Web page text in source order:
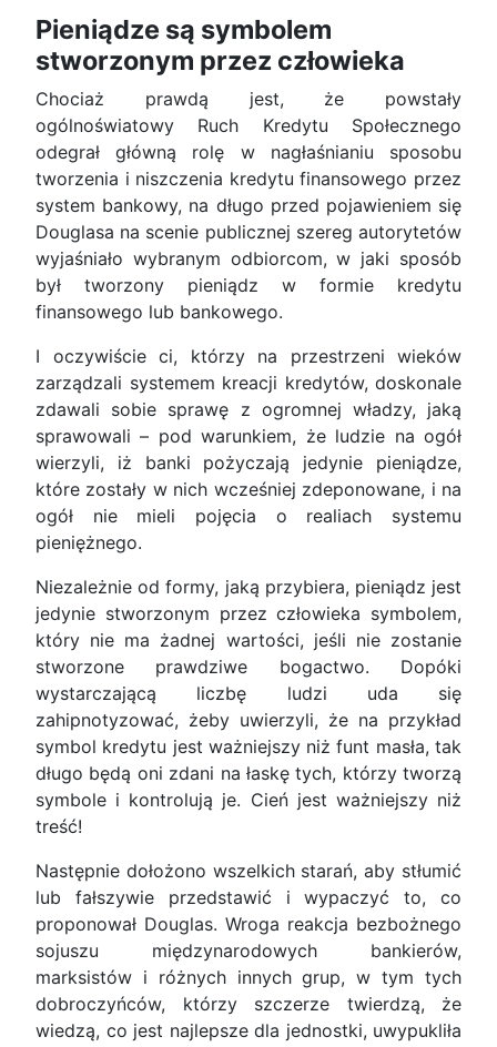
Pieniądze są symbolem
stworzonym przez człowieka
Chociaż prawdą jest, że powstały
ogólnoświatowy Ruch Kredytu Społecznego
odegrał główną rolę w nagłaśnianiu sposobu
tworzenia i niszczenia kredytu finansowego przez
system bankowy, na długo przed pojawieniem się
Douglasa na scenie publicznej szereg autorytetów
wyjaśniało wybranym odbiorcom, w jaki sposób
był tworzony pieniądz w formie kredytu
finansowego lub bankowego.
I oczywiście ci, którzy na przestrzeni wieków
zarządzali systemem kreacji kredytów, doskonale
zdawali sobie sprawę z ogromnej władzy, jaką
sprawowali – pod warunkiem, że ludzie na ogół
wierzyli, iż banki pożyczają jedynie pieniądze,
które zostały w nich wcześniej zdeponowane, i na
ogół nie mieli pojęcia o realiach systemu
pieniężnego.
Niezależnie od formy, jaką przybiera, pieniądz jest
jedynie stworzonym przez człowieka symbolem,
który nie ma żadnej wartości, jeśli nie zostanie
stworzone prawdziwe bogactwo. Dopóki
wystarczającą liczbę ludzi uda się
zahipnotyzować, żeby uwierzyli, że na przykład
symbol kredytu jest ważniejszy niż funt masła, tak
długo będą oni zdani na łaskę tych, którzy tworzą
symbole i kontrolują je. Cień jest ważniejszy niż
treść!
Następnie dołożono wszelkich starań, aby stłumić
lub fałszywie przedstawić i wypaczyć to, co
proponował Douglas. Wroga reakcja bezbożnego
sojuszu międzynarodowych bankierów,
marksistów i różnych innych grup, w tym tych
dobroczyńców, którzy szczerze twierdzą, że
wiedzą, co jest najlepsze dla jednostki, uwypukliła